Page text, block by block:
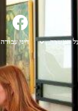
המשרד דיני עבודה